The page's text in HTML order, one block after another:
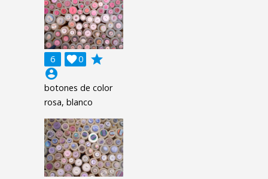
6 0

grade
account_circle
botones de color
rosa, blanco